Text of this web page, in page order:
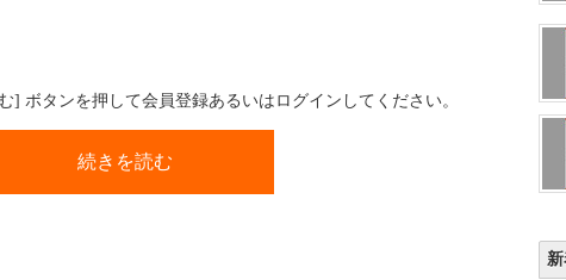
] ボタンを押して会員登録あるいはログインしてください。
続きを読む